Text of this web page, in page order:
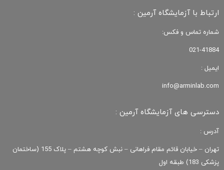
ارتباط با آزمایشگاه آرمین :
شماره تماس و فکس:
021-41884
ایمیل :
info@arminlab.com
دسترسی های آزمایشگاه آرمین :
آدرس :
تهران – خیابان قائم مقام فراهانی – نبش کوچه هشتم – پلاک 155 (ساختمان
پزشکی 183) طبقه اول